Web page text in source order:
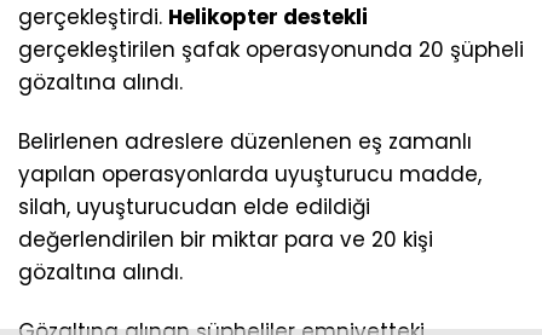
gerçekleştirdi. Helikopter destekli
gerçekleştirilen şafak operasyonunda 20 şüpheli
gözaltına alındı.
Belirlenen adreslere düzenlenen eş zamanlı
yapılan operasyonlarda uyuşturucu madde,
silah, uyuşturucudan elde edildiği
değerlendirilen bir miktar para ve 20 kişi
gözaltına alındı.